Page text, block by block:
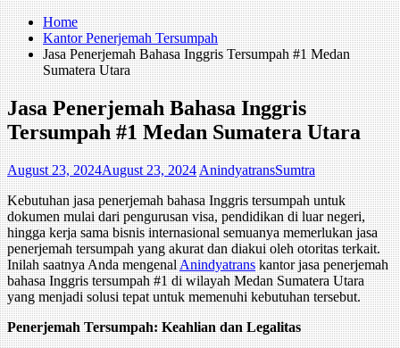
Home
Kantor Penerjemah Tersumpah
Jasa Penerjemah Bahasa Inggris Tersumpah #1 Medan
Sumatera Utara
Jasa Penerjemah Bahasa Inggris
Tersumpah #1 Medan Sumatera Utara
August 23, 2024August 23, 2024 AnindyatransSumtra
Kebutuhan jasa penerjemah bahasa Inggris tersumpah untuk
dokumen mulai dari pengurusan visa, pendidikan di luar negeri,
hingga kerja sama bisnis internasional semuanya memerlukan jasa
penerjemah tersumpah yang akurat dan diakui oleh otoritas terkait.
Inilah saatnya Anda mengenalAnindyatranskantor jasa penerjemah
bahasa Inggris tersumpah #1 di wilayah Medan Sumatera Utara
yang menjadi solusi tepat untuk memenuhi kebutuhan tersebut.
Penerjemah Tersumpah: Keahlian dan Legalitas